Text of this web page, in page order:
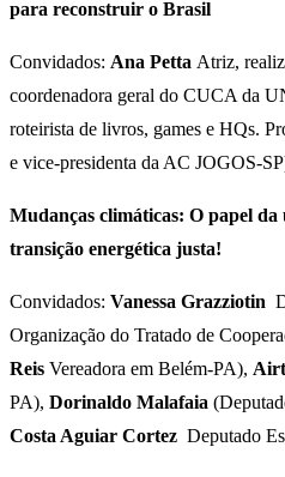
para reconstruir o Brasil
Convidados: Ana Petta Atriz,
coordenadora geral do CUCA da
roteirista de livros, games e HQs.
e vice-presidenta da AC JOGOS-
Mudanças climáticas: O papel
transição energética justa!
Convidados: Vanessa Grazziotin
Organização do Tratado de
Reis Vereadora em Belém-PA),
PA), Dorinaldo Malafaia
Costa Aguiar Cortez Deputado